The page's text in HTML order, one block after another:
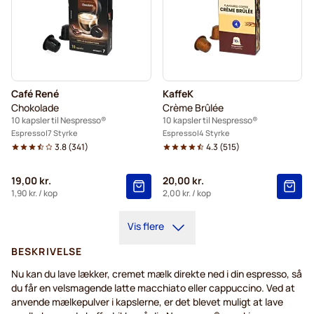
Café René
Chokolade
10 kapsler til Nespresso®
Espresso 7 Styrke
3.8(341)
19,00 kr.
1,90 kr./ kop
KaffeK
Crème Brûlée
10 kapsler til Nespresso®
Espresso 4 Styrke
4.3 (515)
20,00 kr.
2,00 kr./ kop
Vis flere
BESKRIVELSE
Nu kan du lave lækker, cremet mælk direkte ned i din espresso, så
du får en velsmagende latte macchiato eller cappuccino. Ved at
anvende mælkepulver i kapslerne, er det blevet muligt at lave